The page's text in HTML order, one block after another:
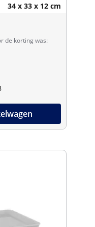
34 x 33 x 12 cm
de korting was: